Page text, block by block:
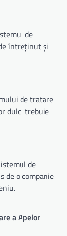
de
întreținut și
de tratare
dulci trebuie
de
de o companie
a Apelor